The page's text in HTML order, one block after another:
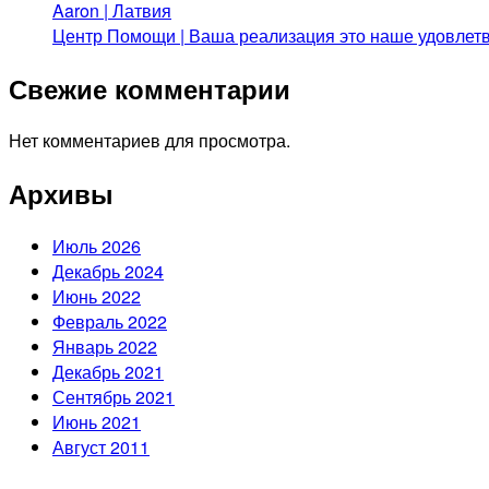
Aaron | Латвия
Центр Помощи | Ваша реализация это наше
Свежие комментарии
Нет комментариев для просмотра.
Архивы
Июль 2026
Декабрь 2024
Июнь 2022
Февраль 2022
Январь 2022
Декабрь 2021
Сентябрь 2021
Июнь 2021
Август 2011